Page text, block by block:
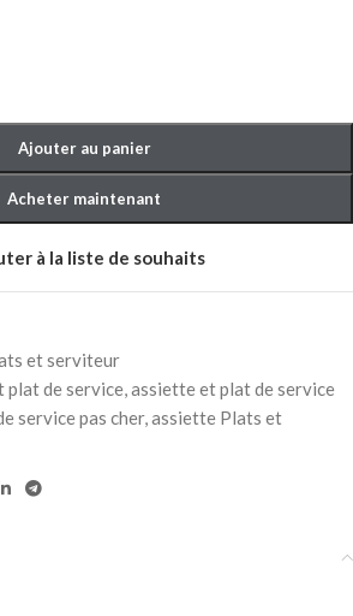
Ajouter au panier
Acheter maintenant
à la liste de souhaits
et serviteur
plat de service,assiette et plat de service
service pas cher,assiette Plats et